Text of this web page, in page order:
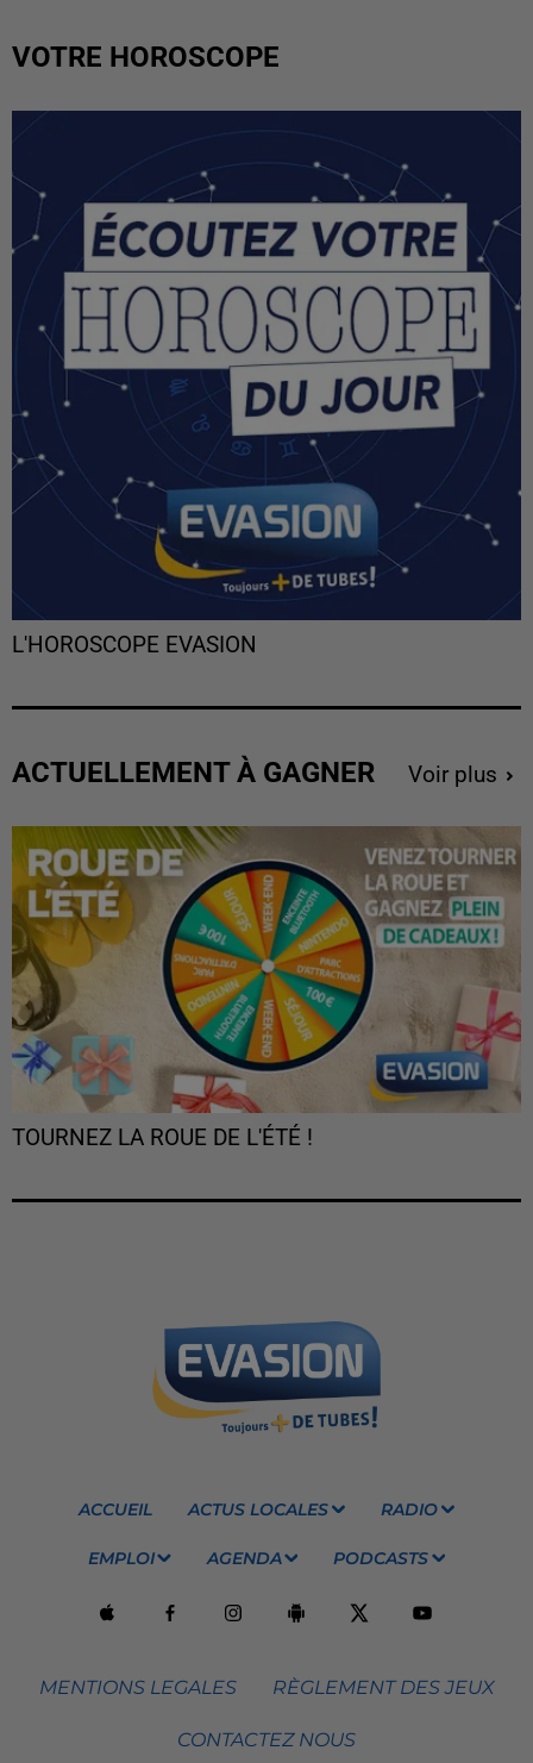
VOTRE HOROSCOPE
L'HOROSCOPE EVASION
ACTUELLEMENT À GAGNER Voir plus
TOURNEZ LA ROUE DE L'ÉTÉ !
ACCUEIL ACTUS LOCALES RADIO
EMPLOI AGENDA PODCASTS
MENTIONS LEGALES RÈGLEMENT DES JEUX
CONTACTEZ NOUS